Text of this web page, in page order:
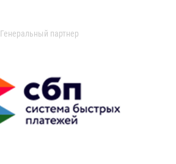
Генеральный партнер